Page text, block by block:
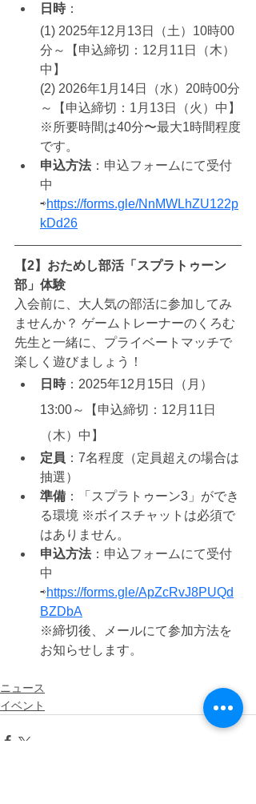
日時：
(1) 2025年12月13日（土）10時00
分～【申込締切：12月11日（木）
中】
(2) 2026年1月14日（水）20時00分
～【申込締切：1月13日（火）中】
※所要時間は40分〜最大1時間程度
です。
申込方法： 申込フォームにて受付
中
⇨https://forms.gle/NnMWLhZU122p
kDd26
【2】おためし部活「スプラトゥーン
部」体験
入会前に、大人気の部活に参加してみ
ませんか？ ゲームトレーナーのくろむ
先生と一緒に、プライベートマッチで
楽しく遊びましょう！
日時：2025年12月15日（月）
13:00～
【申込締切：12月11日
（木）中】
定員 ：7名程度（定員超えの場合は
抽選）
準備 ：「スプラトゥーン3」ができ
る環境 ※ボイスチャットは必須で
はありません。
申込方法： 申込フォームにて受付
中
⇨https://forms.gle/ApZcRvJ8PUQd
BZDbA
※締切後、メールにて参加方法を
お知らせします。
ニュース
イベント